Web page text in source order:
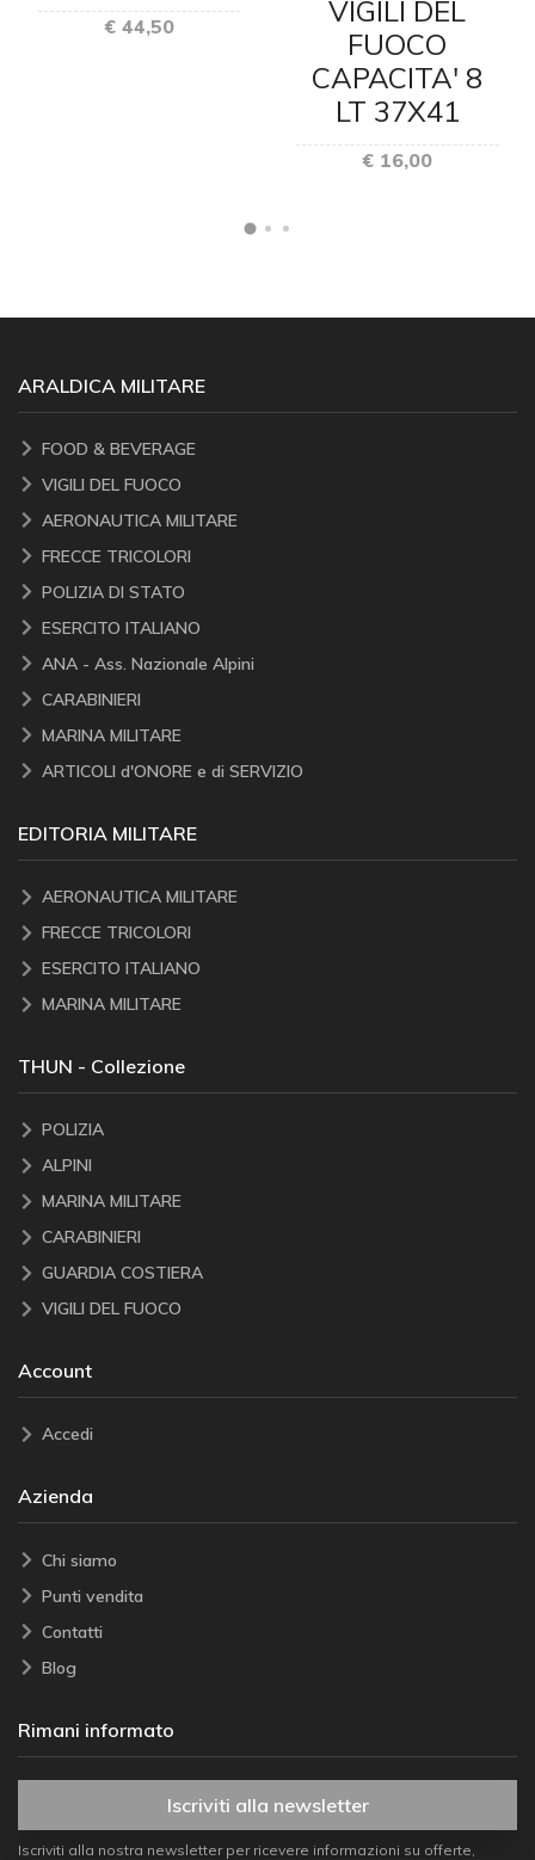
€ 44,50
VIGILI DEL
FUOCO
CAPACITA' 8
LT 37X41
€ 16,00
ARALDICA MILITARE
FOOD & BEVERAGE
VIGILI DEL FUOCO
AERONAUTICA MILITARE
FRECCE TRICOLORI
POLIZIA DI STATO
ESERCITO ITALIANO
ANA - Ass. Nazionale Alpini
CARABINIERI
MARINA MILITARE
ARTICOLI d'ONORE e di SERVIZIO
EDITORIA MILITARE
AERONAUTICA MILITARE
FRECCE TRICOLORI
ESERCITO ITALIANO
MARINA MILITARE
THUN - Collezione
POLIZIA
ALPINI
MARINA MILITARE
CARABINIERI
GUARDIA COSTIERA
VIGILI DEL FUOCO
Account
Accedi
Azienda
Chi siamo
Punti vendita
Contatti
Blog
Rimani informato
Iscriviti alla newsletter
Iscriviti alla nostra newsletter per ricevere informazioni su offerte,